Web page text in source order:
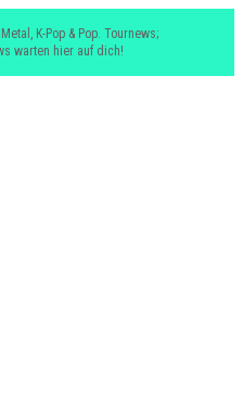
K-Pop & Pop. Tournews;
warten hier auf dich!